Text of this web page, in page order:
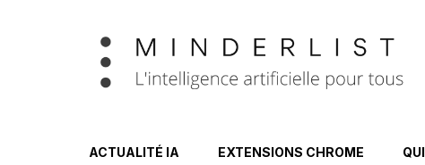
Minderlist –
ACTUALITÉ IA EXTENSIONS CHROME